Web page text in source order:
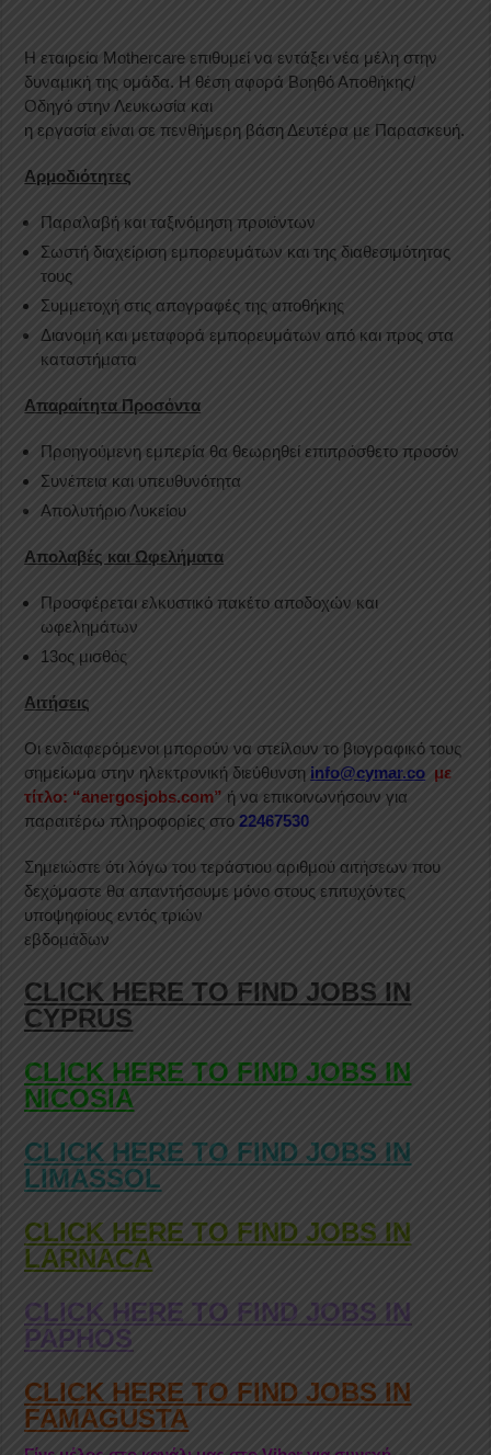
Η εταιρεία Mothercare επιθυμεί να εντάξει νέα μέλη στην
δυναμική της ομάδα. H θέση αφορά Βοηθό Αποθήκης/
Οδηγό στην Λευκωσία και
η εργασία είναι σε πενθήμερη βάση Δευτέρα με Παρασκευή.
Αρμοδιότητες
Παραλαβή και ταξινόμηση προιόντων
Σωστή διαχείριση εμπορευμάτων και της διαθεσιμότητας
τους
Συμμετοχή στις απογραφές της αποθήκης
Διανομή και μεταφορά εμπορευμάτων από και προς στα
καταστήματα
Απαραίτητα Προσόντα
Προηγούμενη εμπερία θα θεωρηθεί επιπρόσθετο προσόν
Συνέπεια και υπευθυνότητα
Απολυτήριο Λυκείου
Απολαβές και Ωφελήματα
Προσφέρεται ελκυστικό πακέτο αποδοχών και
ωφελημάτων
13ος μισθός
Αιτήσεις
Οι ενδιαφερόμενοι μπορούν να στείλουν το βιογραφικό τους
σημείωμα στην ηλεκτρονική διεύθυνση info@cymar.co με
τίτλο: “anergosjobs.com” ή να επικοινωνήσουν για
παραιτέρω πληροφορίες στο22467530
Σημειώστε ότι λόγω του τεράστιου αριθμού αιτήσεων που
δεχόμαστε θα απαντήσουμε μόνο στους επιτυχόντες
υποψηφίους εντός τριών
εβδομάδων
CLICK HERE TO FIND JOBS IN
CYPRUS
CLICK HERE TO FIND JOBS IN
NICOSIA
CLICK HERE TO FIND JOBS IN
LIMASSOL
CLICK HERE TO FIND JOBS IN
LARNACA
CLICK HERE TO FIND JOBS IN
PAPHOS
CLICK HERE TO FIND JOBS IN
FAMAGUSTA